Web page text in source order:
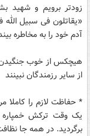
زودتر برویم و شهید
«یقاتلون فی سبیل
آدم خود را به مخاطره
هیچکس از خوب جنگیدن
از سایر رزمندگان نبینند
* حفاظت لازم را کاملا
یک وقت ترکش خمپاره
برگردید. در همه جا